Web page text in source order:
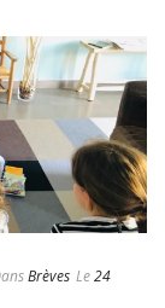
Brèves Le24